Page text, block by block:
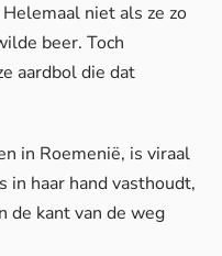
niet als ze zo
beer. Toch
aardbol die dat
in Roemenië, is viraal
in haar hand vasthoudt,
de kant van de weg